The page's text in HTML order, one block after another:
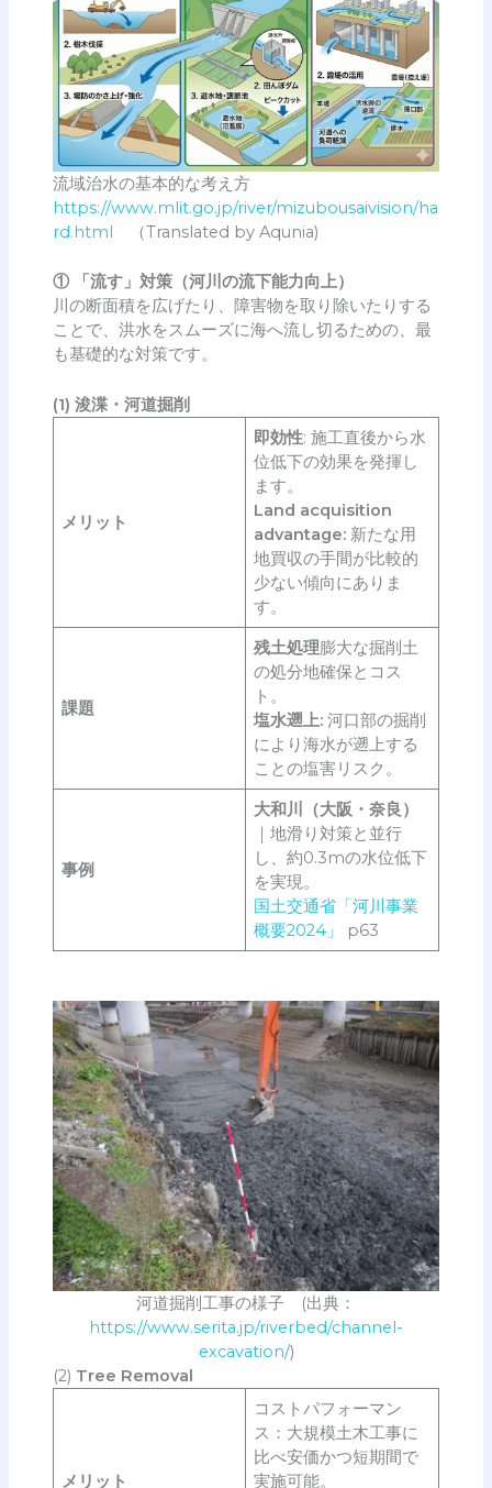
流域治水の基本的な考え方
https://www.mlit.go.jp/river/mizubousaivision/ha
rd.html （Translated by Aqunia)
① 「流す」対策（河川の流下能力向上）
川の断面積を広げたり、障害物を取り除いたりする
ことで、洪水をスムーズに海へ流し切るための、最
も基礎的な対策です。
(1) 浚渫・河道掘削
メリット
即効性: 施工直後から水
位低下の効果を発揮し
ます。
Land acquisition
advantage: 新たな用
地買収の手間が比較的
少ない傾向にありま
す。
課題
残土処理膨大な掘削土
の処分地確保とコス
ト。
塩水遡上:河口部の掘削
により海水が遡上する
ことの塩害リスク。
事例
大和川（大阪・奈良）
｜地滑り対策と並行
し、約0.3mの水位低下
を実現。
国土交通省「河川事業
概要2024」
p63
河道掘削工事の様子 (出典：
https://www.serita.jp/riverbed/channel-
excavation/)
(2) Tree Removal
メリット
コストパフォーマン
ス：大規模土木工事に
比べ安価かつ短期間で
実施可能。